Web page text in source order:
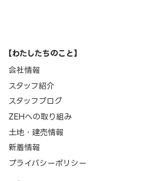
【わたしたちのこと】
会社情報
スタッフ紹介
スタッフブログ
ZEHへの取り組み
土地・建売情報
新着情報
プライバシーポリシー